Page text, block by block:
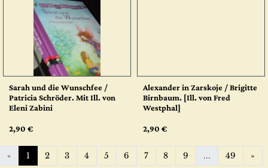
Sarah und die Wunschfee /
Patricia Schröder. Mit Ill. von
Eleni Zabini
2,90 €
Alexander in Zarskoje / Brigitte
Birnbaum. [Ill. von Fred
Westphal]
2,90 €
« 1 2 3 4 5 6 7 8 9 ... 49 »